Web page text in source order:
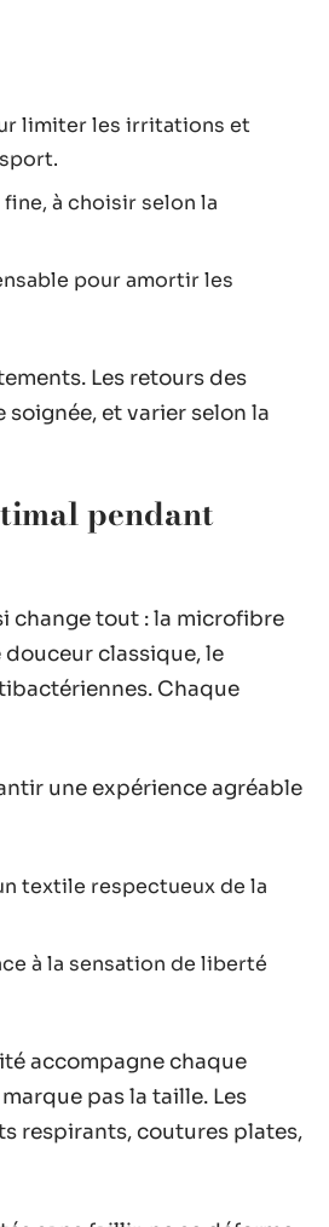
limiter les irritations et
à choisir selon la
pour amortir les
Les retours des
et varier selon la
pendant
change tout : la microfibre
classique, le
Chaque
une expérience agréable
textile respectueux de la
à la sensation de liberté
accompagne chaque
pas la taille. Les
respirants, coutures plates,